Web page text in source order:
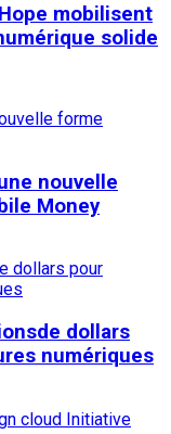
mobilisent
solide
nouvelle
Money
dollars
numériques